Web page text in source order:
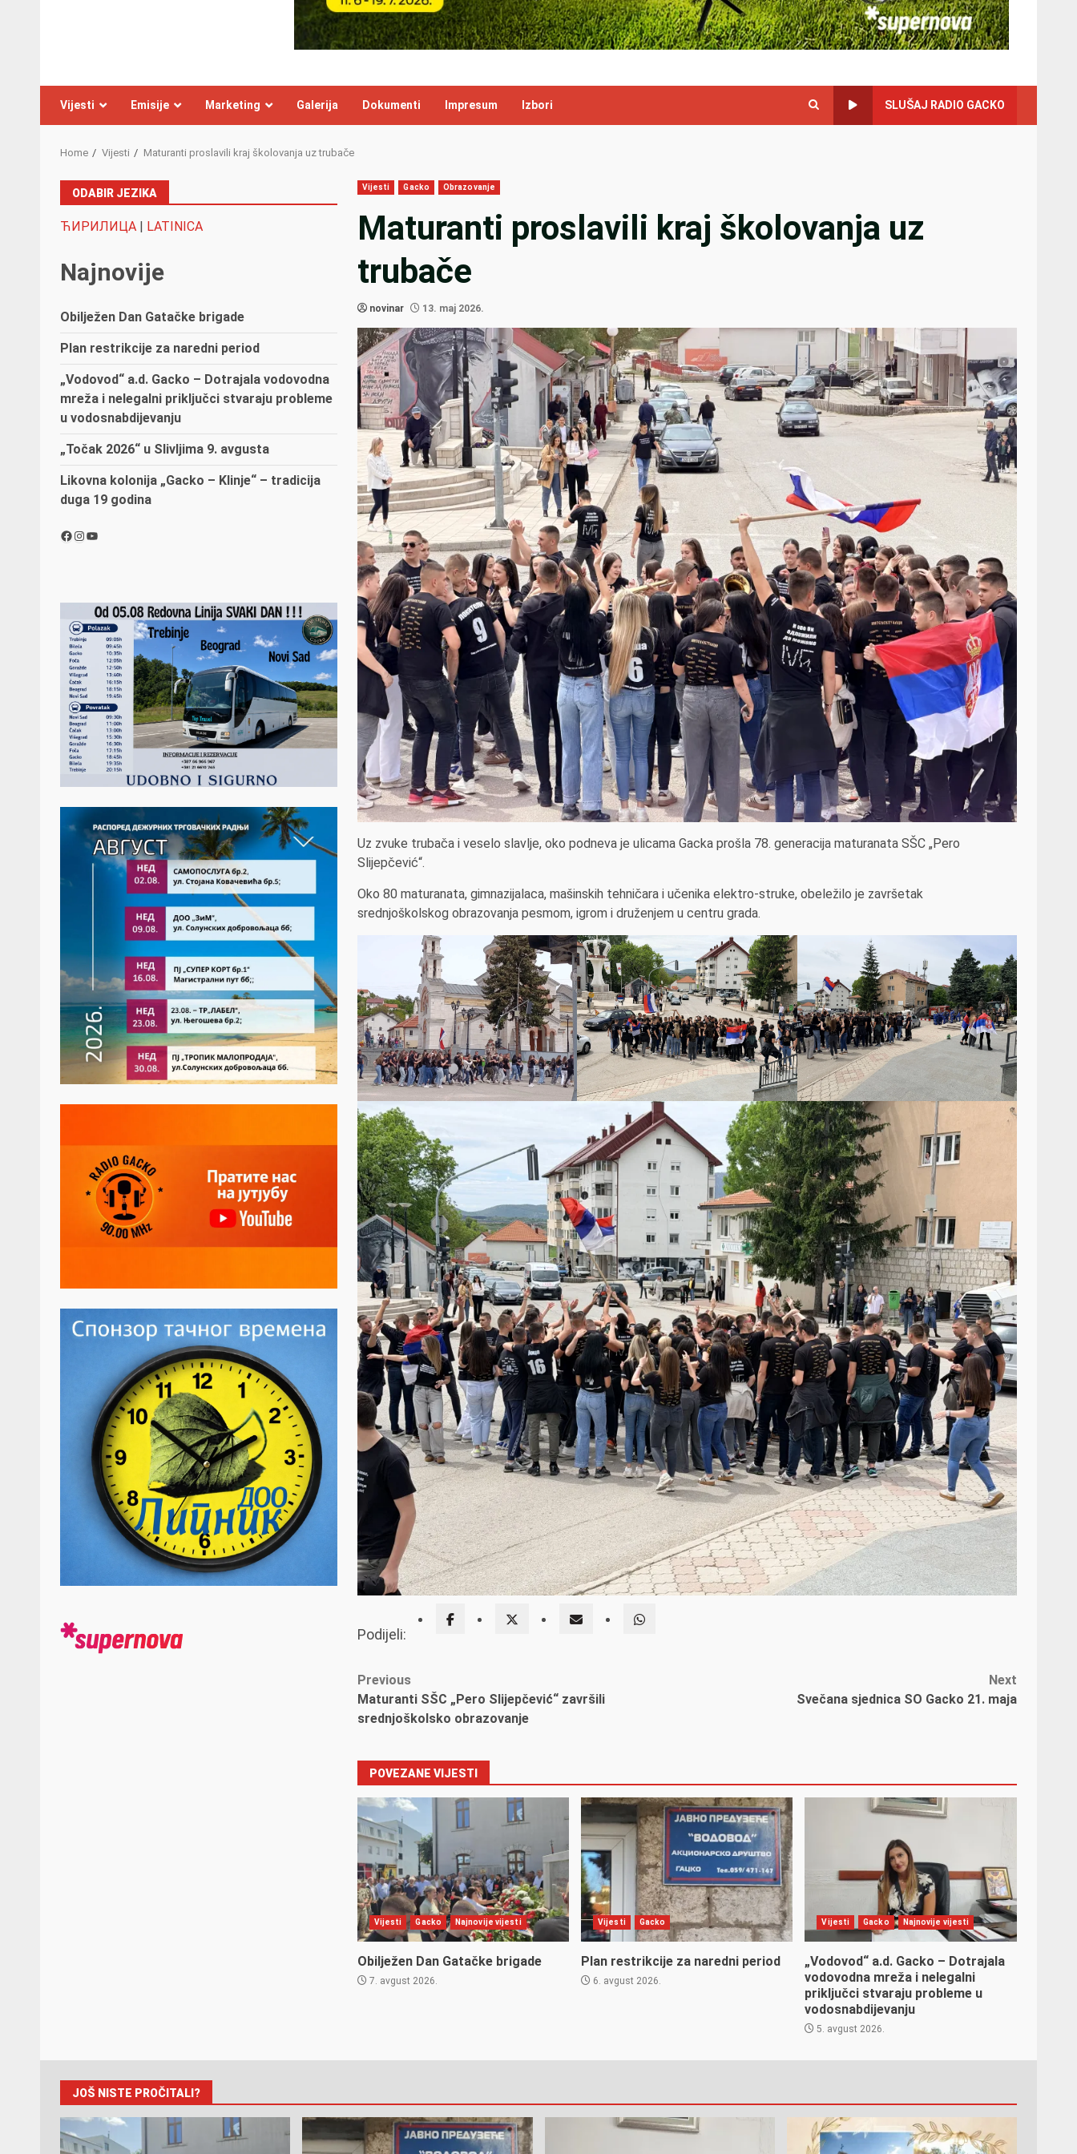
Vijesti Emisije Marketing Galerija Dokumenti Impresum Izbori SLUŠAJ RADIO GACKO
Home Vijesti Maturanti proslavili kraj školovanja uz trubače
Vijesti Gacko Obrazovanje
Maturanti proslavili kraj školovanja uz
trubače
novinar 13. maj 2026.
Uz zvuke trubača i veselo slavlje, oko podneva je ulicama Gacka prošla 78. generacija maturanata SŠC „Pero
Slijepčević“.
Oko 80 maturanata, gimnazijalaca, mašinskih tehničara i učenika elektro-struke, obeležilo je završetak
srednjoškolskog obrazovanja pesmom, igrom i druženjem u centru grada.
Podijeli:
Post
navigation
Previous
Maturanti SŠC „Pero Slijepčević“ završili
srednjoškolsko obrazovanje
Next
Svečana sjednica SO Gacko 21. maja
POVEZANE VIJESTI
Vijesti Gacko Najnovije vijesti
Obilježen Dan Gatačke brigade
7. avgust 2026.
Vijesti Gacko
Plan restrikcije za naredni period
6. avgust 2026.
Vijesti Gacko Najnovije vijesti
„Vodovod“ a.d. Gacko – Dotrajala
vodovodna mreža i nelegalni
priključci stvaraju probleme u
vodosnabdijevanju
5. avgust 2026.
ODABIR JEZIKA
ЋИРИЛИЦА | LATINICA
Najnovije
Obilježen Dan Gatačke brigade
Plan restrikcije za naredni period
„Vodovod“ a.d. Gacko – Dotrajala vodovodna
mreža i nelegalni priključci stvaraju probleme
u vodosnabdijevanju
„Točak 2026“ u Slivljima 9. avgusta
Likovna kolonija „Gacko – Klinje“ – tradicija
duga 19 godina
Facebook
Instagram
YouTube
JOŠ NISTE PROČITALI?